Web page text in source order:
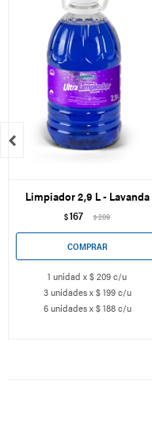
Limpiador 2,9 L - Lavanda
$167 $209
1 unidad x $ 209 c/u
3 unidades x $ 199 c/u
6 unidades x $ 188 c/u
